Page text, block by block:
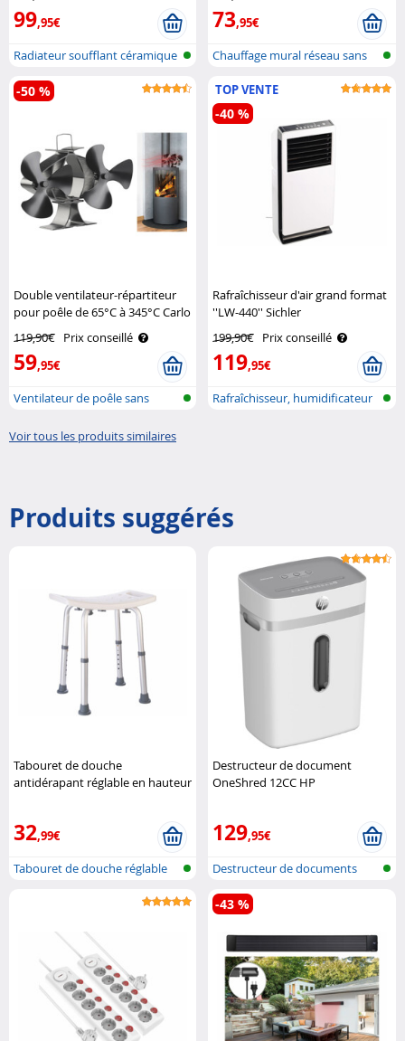
Haushaltsgeräte
99,95€
Radiateur soufflant céramique
avec ..
73,95€
Chauffage mural réseau sans
Double ventilateur-répartiteur
pour poêle de 65°C à 345°C Carlo
119,90€ Prix conseillé
59,95€
-50 %
Ventilateur de poêle sans
TOP VENTE
Rafraîchisseur d'air grand format
''LW-440'' Sichler
199,90€ Prix conseillé
119,95€
-40 %
Rafraîchisseur, humidificateur
Voir tous les produits similaires
Produits suggérés
Tabouret de douche
antidérapant réglable en hauteur
32,99€
Tabouret de douche réglable
Destructeur de document
OneShred 12CC HP
129,95€
Destructeur de documents
-43 %